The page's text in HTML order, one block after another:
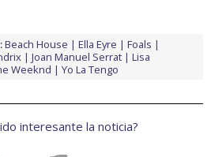
Beach House Ella Eyre
Foals
Joan Manuel Serrat
Lisa
Weeknd Yo La Tengo
interesante la noticia?